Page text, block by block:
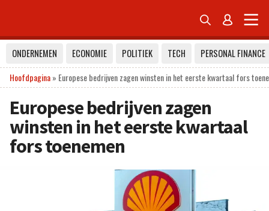
 
ONDERNEMEN ECONOMIE POLITIEK TECH
PERSONAL FINANCE
Hoofdpagina» Europese bedrijven zagen winsten in het eerste kwartaal fors
Europese bedrijven zagen
winsten in het eerste kwartaal
fors toenemen